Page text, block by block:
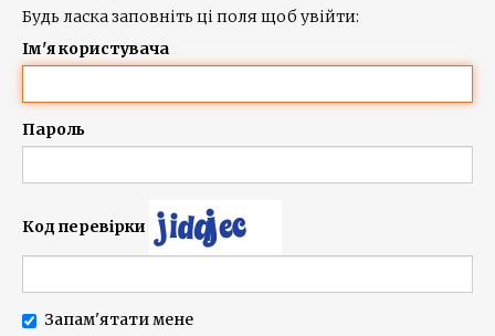
Будь ласка заповніть ці поля щоб увійти:
Ім'я користувача
Пароль
Код перевірки
Запам'ятати мене